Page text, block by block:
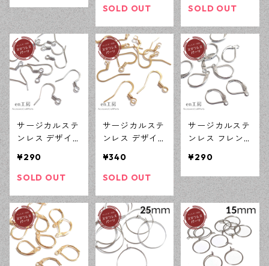
ス SUS316L ア
レルギー対応
ピアス ハンド
メイド資材 【e
n工房】
ース SUS316L
ピアス ハンド
メイド資材 【e
n工房】
SOLD OUT
ース SUS316L
ピアス ハンド
メイド資材 【e
n工房】
SOLD OUT
サージカルステ
ンレス デザイ
シルバー 20ピ
ース SUS316L
ピアス ハンド
メイド資材 【e
n工房】
¥290
SOLD OUT
サージカルステ
ンレス デザイ
ゴールド 20ピ
ース SUS316L
ピアス ハンド
メイド資材 【e
n工房】
¥340
SOLD OUT
サージカルステ
ンレス フレン
ス シルバー 10
ピース アレル
ギー対応 ピア
ス ハンドメイ
ド資材 【en工
房】
¥290